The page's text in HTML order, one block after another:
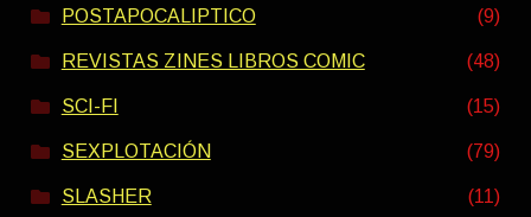
POSTAPOCALIPTICO (9)
REVISTAS ZINES LIBROS COMIC (48)
SCI-FI (15)
SEXPLOTACIÓN (79)
SLASHER (11)